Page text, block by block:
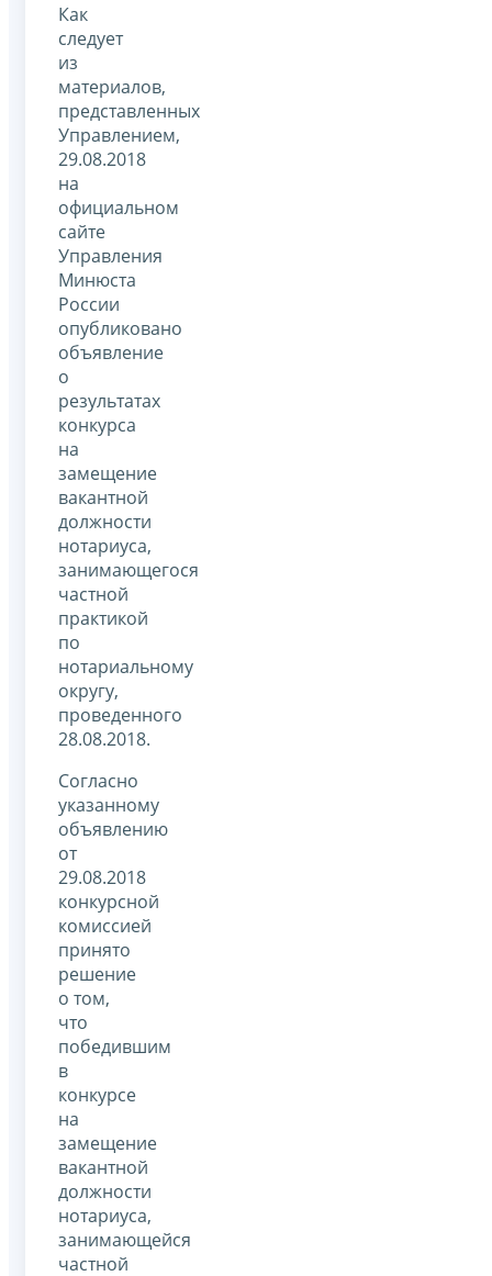
Как
следует
из
материалов,
представленных
Управлением,
29.08.2018
на
официальном
сайте
Управления
Минюста
России
опубликовано
объявление
о
результатах
конкурса
на
замещение
вакантной
должности
нотариуса,
занимающегося
частной
практикой
по
нотариальному
округу,
проведенного
28.08.2018.
Согласно
указанному
объявлению
от
29.08.2018
конкурсной
комиссией
принято
решение
о том,
что
победившим
в
конкурсе
на
замещение
вакантной
должности
нотариуса,
занимающейся
частной